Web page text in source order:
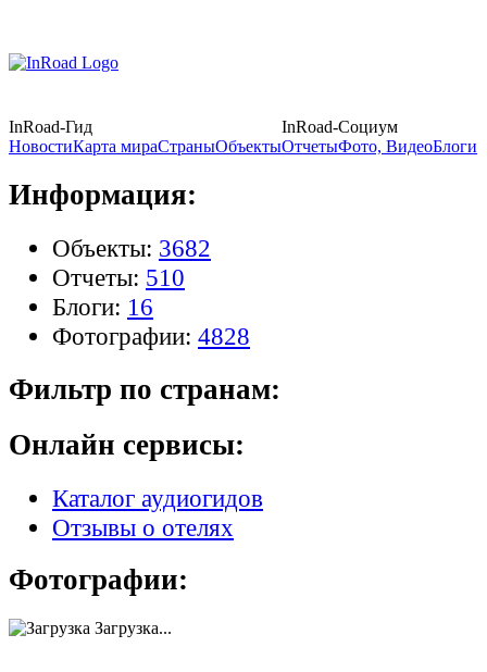
InRoad-Гид
InRoad-Социум
НовостиКарта мираСтраныОбъектыОтчетыФото, ВидеоБлоги
Информация:
Объекты: 3682
Отчеты: 510
Блоги: 16
Фотографии: 4828
Фильтр по странам:
Онлайн сервисы:
Каталог аудиогидов
Отзывы о отелях
Фотографии:
Загрузка...